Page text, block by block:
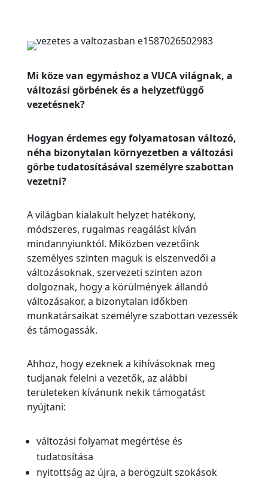
Mi köze van egymáshoz a VUCA világnak, a
változási görbének és a helyzetfüggő
vezetésnek?
Hogyan érdemes egy folyamatosan változó,
néha bizonytalan környezetben a változási
görbe tudatosításával személyre szabottan
vezetni?
A világban kialakult helyzet hatékony,
módszeres, rugalmas reagálást kíván
mindannyiunktól. Miközben vezetőink
személyes szinten maguk is elszenvedői a
változásoknak, szervezeti szinten azon
dolgoznak, hogy a körülmények állandó
változásakor, a bizonytalan időkben
munkatársaikat személyre szabottan vezessék
és támogassák.
Ahhoz, hogy ezeknek a kihívásoknak meg
tudjanak felelni a vezetők, az alábbi
területeken kívánunk nekik támogatást
nyújtani:
változási folyamat megértése és
tudatosítása
nyitottság az újra, a berögzült szokások